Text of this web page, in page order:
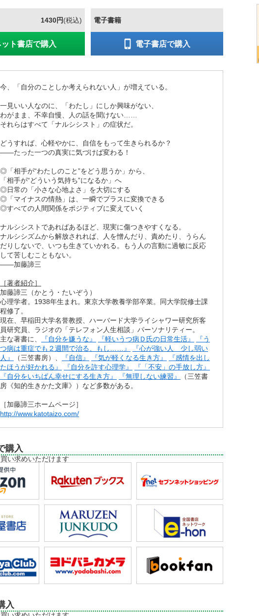
1430円(税込)
ト書店で購入
電子書籍
電子書店で購入
今、「自分のことしか考えられない人」が増えている。
一見いい人なのに、「わたし」にしか興味がない、
わがまま、不幸自慢、人の話を聞けない……
それらはすべて「ナルシシスト」の症状だ。
どうすれば、心軽やかに、自信をもって生きられるか？
――たった一つの真実に気づけば変わる！
◎「相手が“わたしのこと”をどう思うか」から、
「相手が“どういう気持ち”になるか」へ
◎日常の「小さな心地よさ」を大切にする
◎「マイナスの情熱」は、一瞬でプラスに変換できる
◎すべての人間関係をポジティブに変えていく
ナルシシストであればあるほど、現実に傷つきやすくなる。
ナルシシズムから解放されれば、人を憎んだり、責めたり、うらん
だりしないで、いつも生きていかれる。もう人の言動に過敏に反応
して苦しむこともない。
――加藤諦三
［著者紹介］
加藤諦三（かとう・たいぞう）
心理学者。1938年生まれ。東京大学教養学部卒業。同大学院修士課
程修了。
現在、早稲田大学名誉教授、ハーバード大学ライシャワー研究所客
員研究員、ラジオの「テレフォン人生相談」パーソナリティー。
主な著書に、
『自分を嫌うな』 『軽いうつ病Ｄ氏の日常生活』
『う
つ病は重症でも２週間で治る、もし……』
『心が強い人 少し弱い
人』
（三笠書房）、 『自信』 『気が軽くなる生き方』
『感情を出し
たほうが好かれる』
『自分を許す心理学』
『「不安」の手放し方』
『自分をいちばん幸せにする生き方』
『無理しない練習』
（三笠書
房《知的生きかた文庫》）など多数がある。
［加藤諦三ホームページ］
http://www.katotaizo.com/
購入
い求めいただけます
入